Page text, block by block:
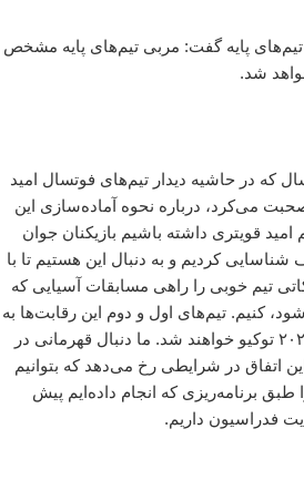
پایه گفت: مربی تیم‌‌های پایه مشخص
شد.
که در حاشیه دیدار تیم‌های فوتسال امید
می‌کرد، درباره نحوه آماده‌سازی این
امید قویتری داشته باشیم بازیکنان جوان
کردیم و به دنبال این هستیم تا با
تیم خوبی را راهی مسابقات آسیایی که
کنیم. تیم‌های اول و دوم این رقابت‌ها به
طور مستقیم راهی المپیک ۲۰۲۰ توکیو خواهند شد. ما دنبال قهرمانی در
اتفاق در شرایطی رخ می‌دهد که بتوانیم
طبق برنامه‌ریزی که انجام داده‌ایم پیش
فدراسیون داریم.